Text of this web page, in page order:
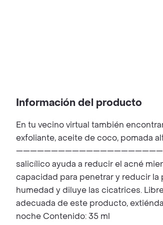
Información del producto
En tu vecino virtual también
exfoliante, aceite de coco, pomada
salicílico ayuda a reducir el acné
capacidad para penetrar y reducir la
humedad y diluye las cicatrices.
adecuada de este producto,
noche Contenido: 35 ml